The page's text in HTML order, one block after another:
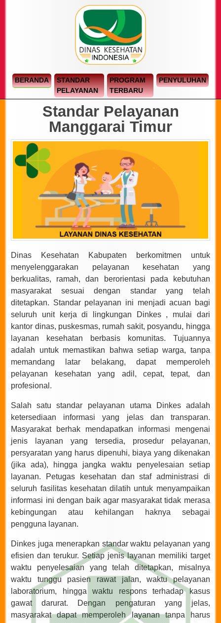
BERANDA
STANDAR
PELAYANAN
PROGRAM
TERBARU
PENYULUHAN
Standar Pelayanan
Manggarai Timur
Dinas Kesehatan Kabupaten berkomitmen untuk
menyelenggarakan pelayanan kesehatan yang
berkualitas, ramah, dan berorientasi pada kebutuhan
masyarakat sesuai dengan standar yang telah
ditetapkan. Standar pelayanan ini menjadi acuan bagi
seluruh unit kerja di lingkungan Dinkes , mulai dari
kantor dinas, puskesmas, rumah sakit, posyandu, hingga
layanan kesehatan berbasis komunitas. Tujuannya
adalah untuk memastikan bahwa setiap warga, tanpa
memandang latar belakang, dapat memperoleh
pelayanan kesehatan yang adil, cepat, tepat, dan
profesional.
Salah satu standar pelayanan utama Dinkes adalah
ketersediaan informasi yang jelas dan transparan.
Masyarakat berhak mendapatkan informasi mengenai
jenis layanan yang tersedia, prosedur pelayanan,
persyaratan yang harus dipenuhi, biaya yang dikenakan
(jika ada), hingga jangka waktu penyelesaian setiap
layanan. Petugas kesehatan dan staf administrasi di
seluruh fasilitas kesehatan dilatih untuk menyampaikan
informasi ini dengan baik agar masyarakat tidak merasa
kebingungan atau kehilangan haknya sebagai
pengguna layanan.
Dinkes juga menerapkan standar waktu pelayanan yang
efisien dan terukur. Setiap jenis layanan memiliki target
waktu penyelesaian yang telah ditetapkan, misalnya
waktu tunggu pasien rawat jalan, waktu pelayanan
laboratorium, hingga waktu respons terhadap kasus
gawat darurat. Dengan pengaturan yang jelas,
masyarakat dapat memperoleh layanan tanpa harus